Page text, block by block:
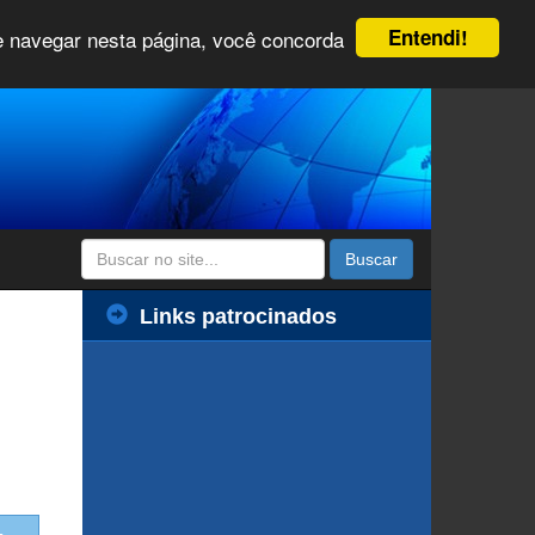
Entendi!
nesta página, você concorda
Buscar
Links patrocinados